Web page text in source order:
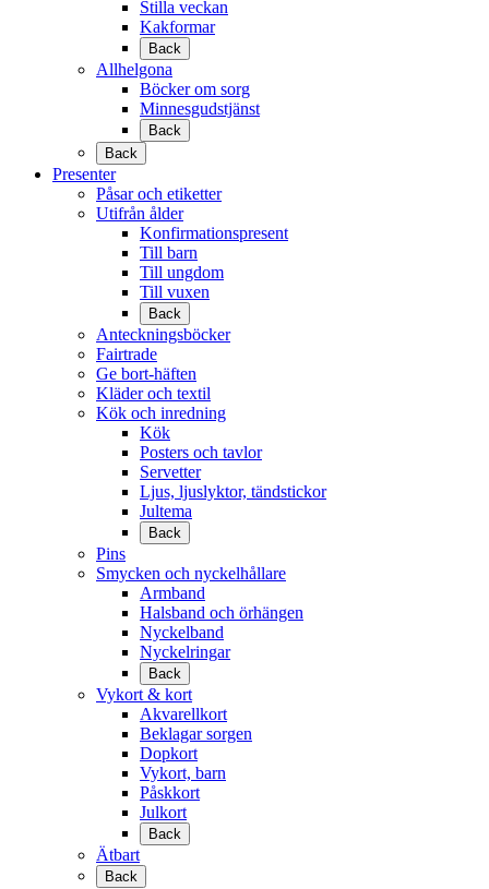
Stilla veckan
Kakformar
Back
Allhelgona
Böcker om sorg
Minnesgudstjänst
Back
Back
Presenter
Påsar och etiketter
Utifrån ålder
Konfirmationspresent
Till barn
Till ungdom
Till vuxen
Back
Anteckningsböcker
Fairtrade
Ge bort-häften
Kläder och textil
Kök och inredning
Kök
Posters och tavlor
Servetter
Ljus, ljuslyktor, tändstickor
Jultema
Back
Pins
Smycken och nyckelhållare
Armband
Halsband och örhängen
Nyckelband
Nyckelringar
Back
Vykort & kort
Akvarellkort
Beklagar sorgen
Dopkort
Vykort, barn
Påskkort
Julkort
Back
Ätbart
Back